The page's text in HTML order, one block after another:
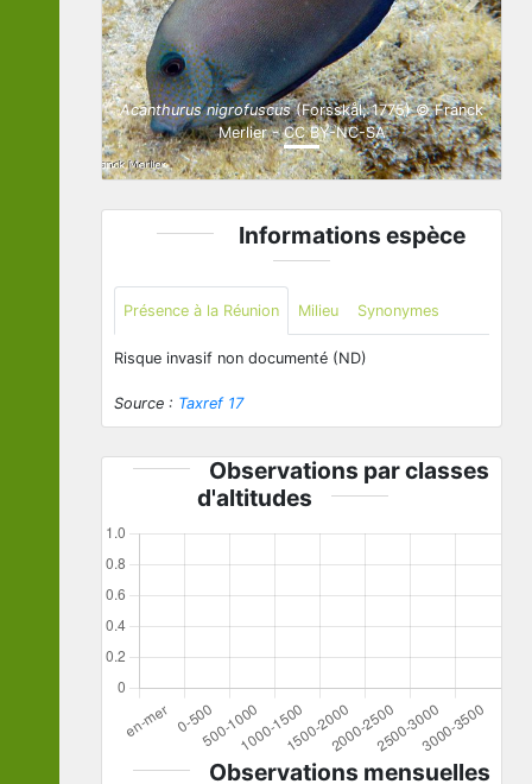
Acanthurus nigrofuscus(Forsskål, 1775) © Franck
Merlier - CC BY-NC-SA
Previous Next
Informations espèce
Présence à la Réunion Milieu Synonymes
Risque invasif non documenté (ND)
Source : Taxref 17
Observations par classes
d'altitudes
Observations mensuelles